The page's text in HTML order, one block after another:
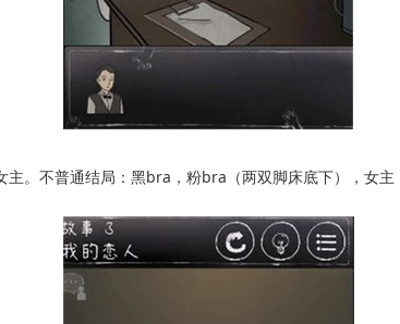
。不普通结局：黑bra，粉bra（两双脚床底下），女主